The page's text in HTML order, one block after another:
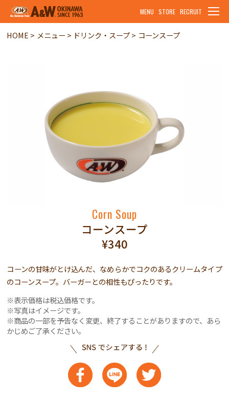
MENU STORE RECRUIT
HOME メニュー ドリンク・スープ コーンスープ
Corn Soup
コーンスープ
¥340
コーンの甘味がとけ込んだ、なめらかでコクのあるクリームタイプ
のコーンスープ。バーガーとの相性もぴったりです。
表示価格は税込価格です。
写真はイメージです。
商品の一部を予告なく変更、終了することがありますので、あら
かじめご了承ください。